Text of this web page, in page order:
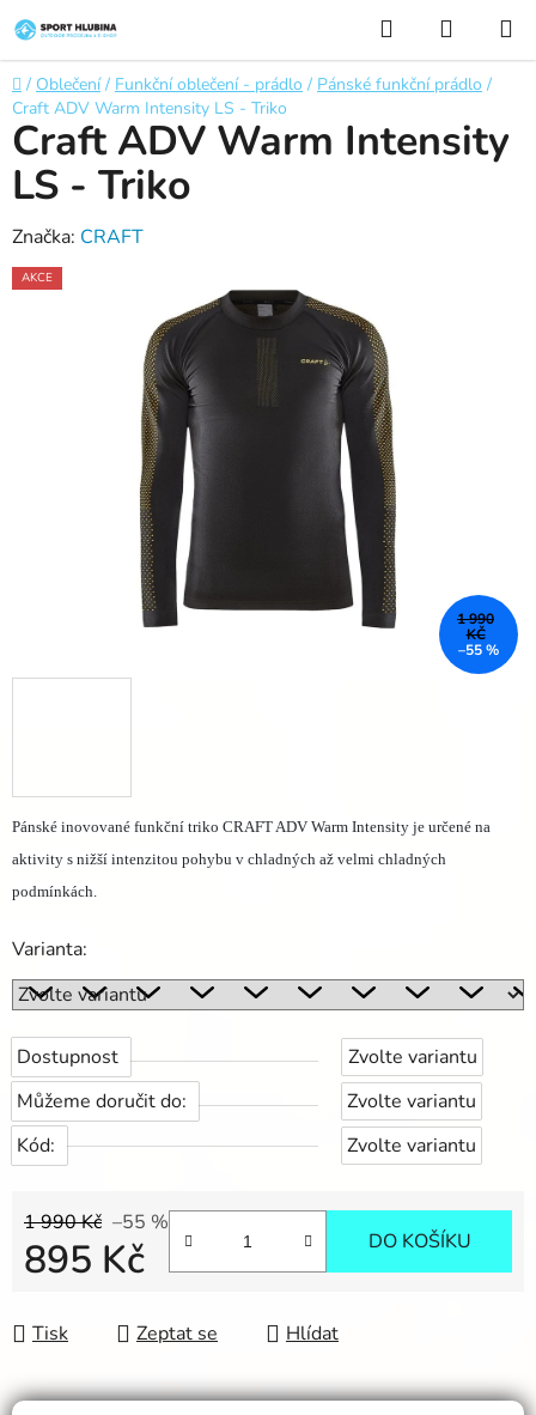
na
obsah
Hledat
KOŠÍK
Domů
/ Oblečení / Funkční oblečení - prádlo / Pánské funkční prádlo /
Craft ADV Warm Intensity LS - Triko
Pánské inovované funkční triko CRAFT ADV Warm Intensity je určené na
aktivity s nižší intenzitou pohybu v chladných až velmi chladných
podmínkách.
Varianta:
Dostupnost
Zvolte variantu
Můžeme doručit do:
Zvolte variantu
Kód:
Zvolte variantu
1 990 Kč –55 %
895 Kč DO KOŠÍKU
Tisk Zeptat se Hlídat
Craft ADV Warm Intensity
LS - Triko
Značka: CRAFT
AKCE
1 990
KČ
–55 %